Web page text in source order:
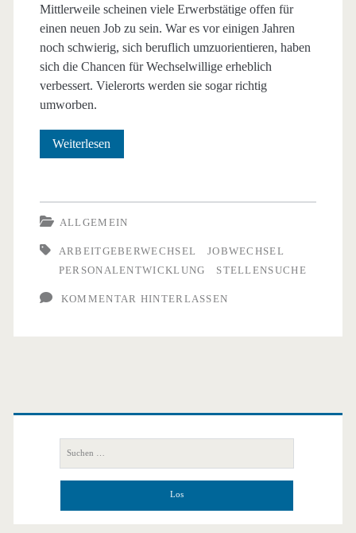
Mittlerweile scheinen viele Erwerbstätige offen für
einen neuen Job zu sein. War es vor einigen Jahren
noch schwierig, sich beruflich umzuorientieren, haben
sich die Chancen für Wechselwillige erheblich
verbessert. Vielerorts werden sie sogar richtig
umworben.
Weiterlesen
Arbeitnehmer
Wert
legen
ALLGEMEIN
ARBEITGEBERWECHSEL
JOBWECHSEL
PERSONALENTWICKLUNG
STELLENSUCHE
KOMMENTAR HINTERLASSEN
Primäre
Seitenleiste
nach: